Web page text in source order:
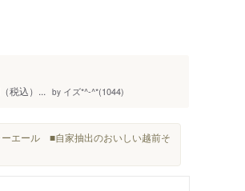
税込）... by イズ*^-^*(1044)
エール ■自家抽出のおいしい越前そ